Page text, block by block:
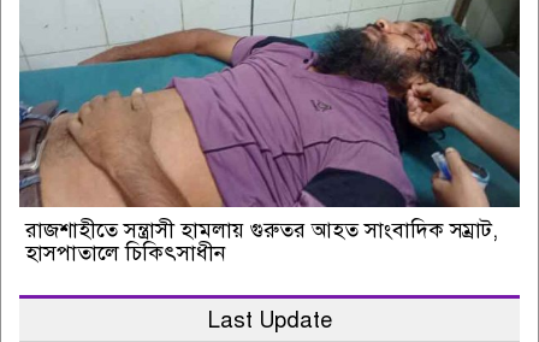
রাজশাহীতে সন্ত্রাসী হামলায় গুরুতর আহত সাংবাদিক সম্রাট,
হাসপাতালে চিকিৎসাধীন
Last Update